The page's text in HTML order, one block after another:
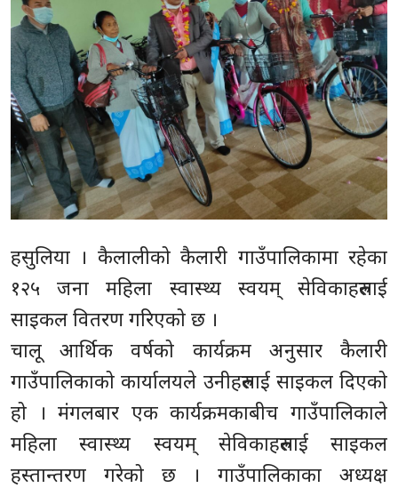
हसुलिया । कैलालीको कैलारी गाउँपालिकामा रहेका
१२५ जना महिला स्वास्थ्य स्वयम् सेविकाहरुलाई
साइकल वितरण गरिएको छ ।
चालू आर्थिक वर्षको कार्यक्रम अनुसार कैलारी
गाउँपालिकाको कार्यालयले उनीहरुलाई साइकल दिएको
हो । मंगलबार एक कार्यक्रमकाबीच गाउँपालिकाले
महिला स्वास्थ्य स्वयम् सेविकाहरुलाई साइकल
हस्तान्तरण गरेको छ । गाउँपालिकाका अध्यक्ष